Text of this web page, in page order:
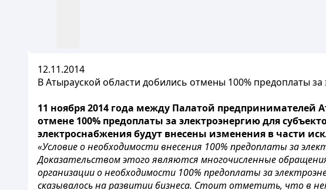
12.11.2014
В Атырауской области добились отмены 100% предоплаты
11 ноября 2014 года между Палатой
отмене 100% предоплаты за электроэнергию для
электроснабжения будут внесены изменения в части
«Условие о необходимости внесения 100% предоплаты за
Доказательством этого являются многочисленные
организации о необходимости 100% предоплаты за
сказывалось на развитии бизнеса. Стоит отметить, что в